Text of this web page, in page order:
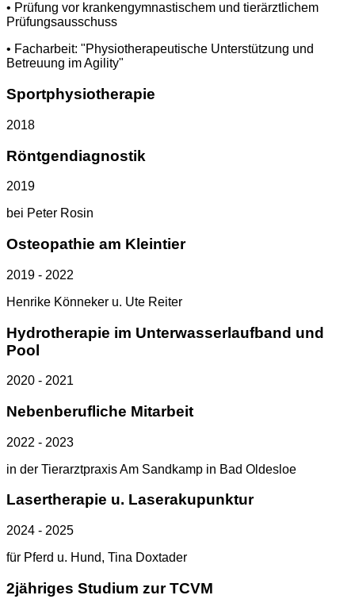
• Prüfung vor krankengymnastischem und tierärztlichem
Prüfungsausschuss
• Facharbeit: "Physiotherapeutische Unterstützung und
Betreuung im Agility"
Sportphysiotherapie
2018
Röntgendiagnostik
2019
bei Peter Rosin
Osteopathie am Kleintier
2019 - 2022
Henrike Könneker u. Ute Reiter
Hydrotherapie im Unterwasserlaufband und
Pool
2020 - 2021
Nebenberufliche Mitarbeit
2022 - 2023
in der Tierarztpraxis Am Sandkamp in Bad Oldesloe
Lasertherapie u. Laserakupunktur
2024 - 2025
für Pferd u. Hund, Tina Doxtader
2jähriges Studium zur TCVM